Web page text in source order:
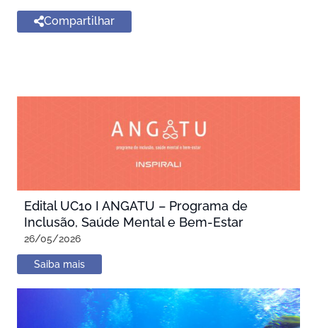
Compartilhar
Edital UC10 I ANGATU – Programa de
Inclusão, Saúde Mental e Bem-Estar
26/05/2026
Saiba mais